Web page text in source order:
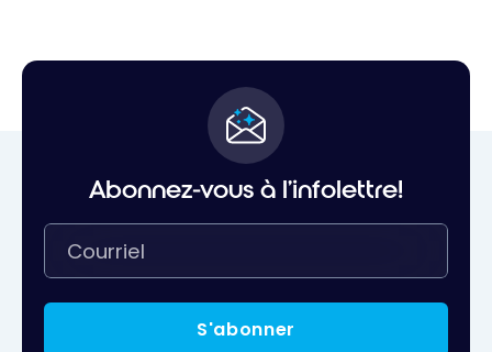
Abonnez-vous à l'infolettre!
S'abonner